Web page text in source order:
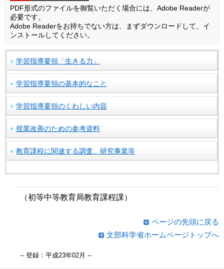
PDF形式のファイルを御覧いただく場合には、Adobe Readerが
必要です。
Adobe Readerをお持ちでない方は、まずダウンロードして、イ
ンストールしてください。
学習指導要領「生きる力」
学習指導要領の基本的なこと
学習指導要領のくわしい内容
授業改善のための参考資料
教育課程に関連する調査、研究事業等
（初等中等教育局教育課程課）
ページの先頭に戻る
文部科学省ホームページトップへ
-- 登録：平成23年02月 --